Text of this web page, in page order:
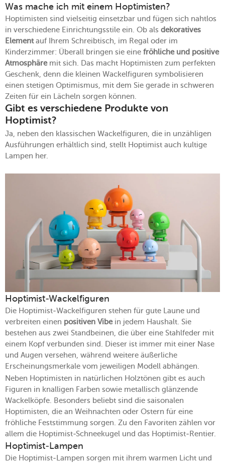
Was mache ich mit einem Hoptimisten?
Hoptimisten sind vielseitig einsetzbar und fügen sich nahtlos
in verschiedene Einrichtungsstile ein. Ob als dekoratives
Elementauf Ihrem Schreibtisch, im Regal oder im
Kinderzimmer: Überall bringen sie eine fröhliche und positive
Atmosphäremit sich. Das macht Hoptimisten zum perfekten
Geschenk, denn die kleinen Wackelfiguren symbolisieren
einen stetigen Optimismus, mit dem Sie gerade in schweren
Zeiten für ein Lächeln sorgen können.
Gibt es verschiedene Produkte von
Hoptimist?
Ja, neben den klassischen Wackelfiguren, die in unzähligen
Ausführungen erhältlich sind, stellt Hoptimist auch kultige
Lampen her.
Hoptimist-Wackelfiguren
Die Hoptimist-Wackelfiguren stehen für gute Laune und
verbreiten einen positiven Vibein jedem Haushalt. Sie
bestehen aus zwei Standbeinen, die über eine Stahlfeder mit
einem Kopf verbunden sind. Dieser ist immer mit einer Nase
und Augen versehen, während weitere äußerliche
Erscheinungsmerkale vom jeweiligen Modell abhängen.
Neben Hoptimisten in natürlichen Holztönen gibt es auch
Figuren in knalligen Farben sowie metallisch glänzende
Wackelköpfe. Besonders beliebt sind die saisonalen
Hoptimisten, die an Weihnachten oder Ostern für eine
fröhliche Feststimmung sorgen. Zu den Favoriten zählen vor
allem die Hoptimist-Schneekugel und das Hoptimist-Rentier.
Hoptimist-Lampen
Die Hoptimist-Lampen sorgen mit ihrem warmen Licht und